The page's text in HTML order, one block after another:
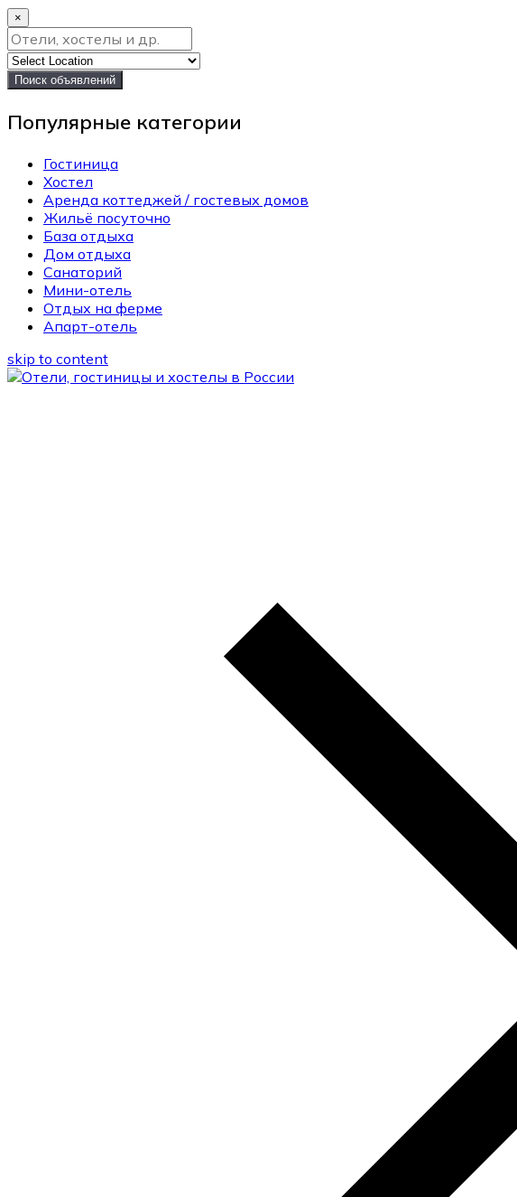
×
Поиск объявлений
Популярные категории
Гостиница
Хостел
Аренда коттеджей / гостевых домов
Жильё посуточно
База отдыха
Дом отдыха
Санаторий
Мини-отель
Отдых на ферме
Апарт-отель
skip to content